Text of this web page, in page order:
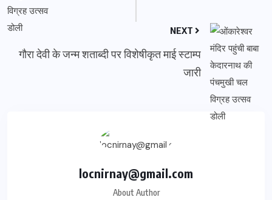
NEXT
गौरा देवी के जन्म शताब्दी पर विशेषीकृत माई स्टाम्प
जारी
locnirnay@gmail.com
About Author